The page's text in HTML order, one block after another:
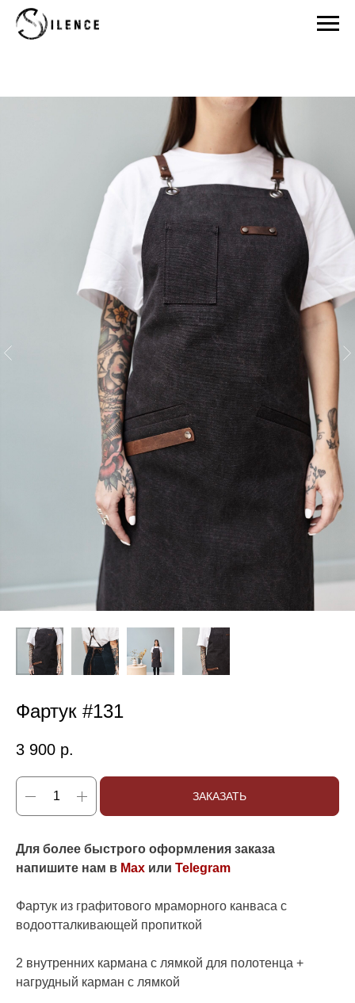
Фартук #131
3 900 р.
ЗАКАЗАТЬ
Для более быстрого оформления заказа
напишите нам в Max или Telegram
Фартук из графитового мраморного канваса с
водоотталкивающей пропиткой
2 внутренних кармана с лямкой для полотенца +
нагрудный карман с лямкой